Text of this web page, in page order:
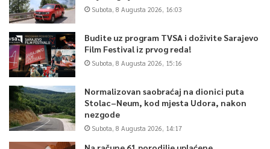
Subota, 8 Augusta 2026, 16:03
Budite uz program TVSA i doživite Sarajevo
Film Festival iz prvog reda!
Subota, 8 Augusta 2026, 15:16
Normalizovan saobraćaj na dionici puta
Stolac–Neum, kod mjesta Udora, nakon
nezgode
Subota, 8 Augusta 2026, 14:17